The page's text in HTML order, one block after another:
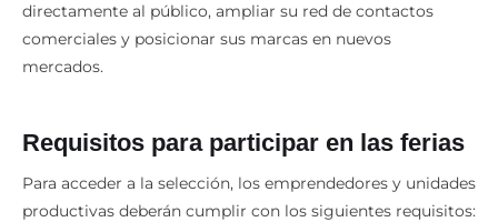
directamente al público, ampliar su red de contactos
comerciales y posicionar sus marcas en nuevos
mercados.
Requisitos para participar en las ferias
Para acceder a la selección, los emprendedores y unidades
productivas deberán cumplir con los siguientes requisitos: